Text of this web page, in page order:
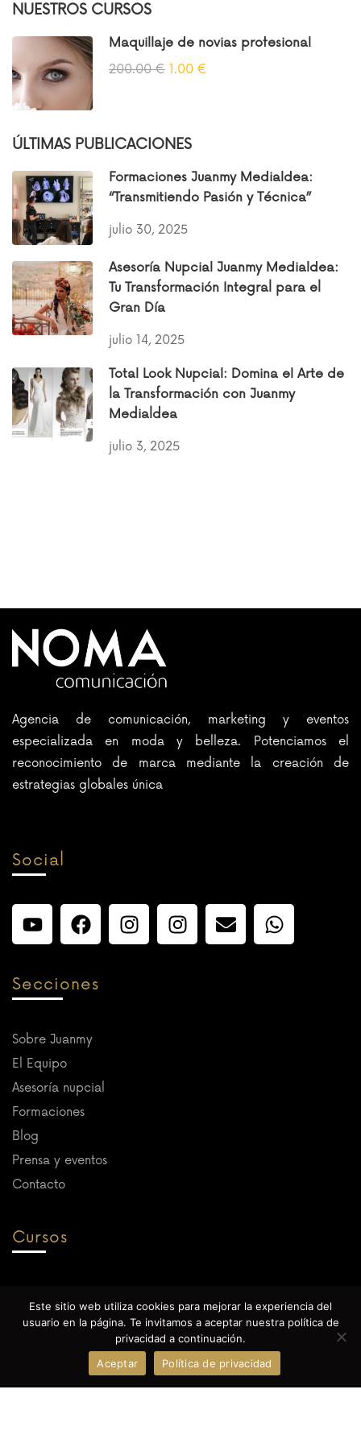
NUESTROS CURSOS
Maquillaje de novias profesional
200.00 € 1.00 €
ÚLTIMAS PUBLICACIONES
Formaciones Juanmy Medialdea:
“Transmitiendo Pasión y Técnica”
julio 30, 2025
Asesoría Nupcial Juanmy Medialdea:
Tu Transformación Integral para el
Gran Día
julio 14, 2025
Total Look Nupcial: Domina el Arte de
la Transformación con Juanmy
Medialdea
julio 3, 2025
Agencia de comunicación, marketing y eventos
especializada en moda y belleza. Potenciamos el
reconocimiento de marca mediante la creación de
estrategias globales única
Social
Secciones
Sobre Juanmy
El Equipo
Asesoría nupcial
Formaciones
Blog
Prensa y eventos
Contacto
Cursos
Textos legales
Este sitio web utiliza cookies para mejorar la experiencia del
usuario en la página. Te invitamos a aceptar nuestra política de
privacidad a continuación.
Aceptar
Política de privacidad
¡Escríbenos!